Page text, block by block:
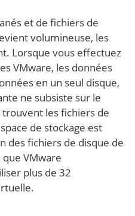
et de fichiers de
volumineuse, les
Lorsque vous effectuez
VMware, les données
en un seul disque,
ne subsiste sur le
les fichiers de
de stockage est
des fichiers de disque de
VMware
plus de 32